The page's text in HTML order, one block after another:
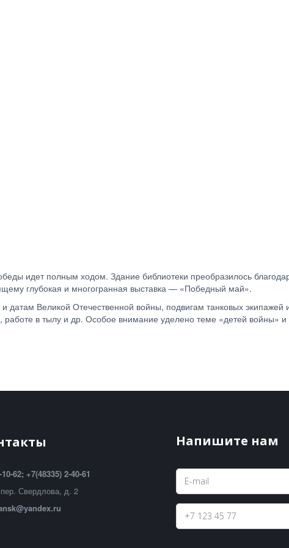
идет полным ходом. Здание библиотеки преобразилось
глубокая и многогранная выставка — «Победный май».
Великой Отечественной войны, подвигам танковых экипажей
в тылу и др. Особое внимание уделено теме «детей войны» и
62; +7(48335) 2-40-61
пер. Свердлова, д. 2
Напишите нам